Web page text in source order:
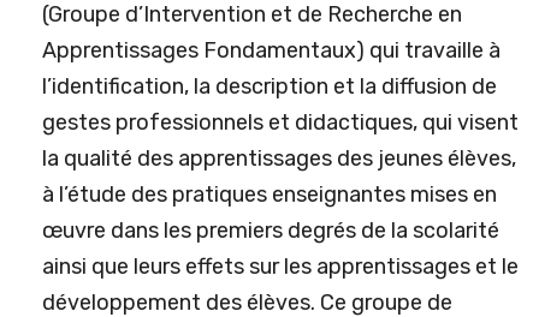
(Groupe d’Intervention et de Recherche en
Apprentissages Fondamentaux) qui travaille à
l’identification, la description et la diffusion de
gestes professionnels et didactiques, qui visent
la qualité des apprentissages des jeunes élèves,
à l’étude des pratiques enseignantes mises en
œuvre dans les premiers degrés de la scolarité
ainsi que leurs effets sur les apprentissages et le
développement des élèves. Ce groupe de